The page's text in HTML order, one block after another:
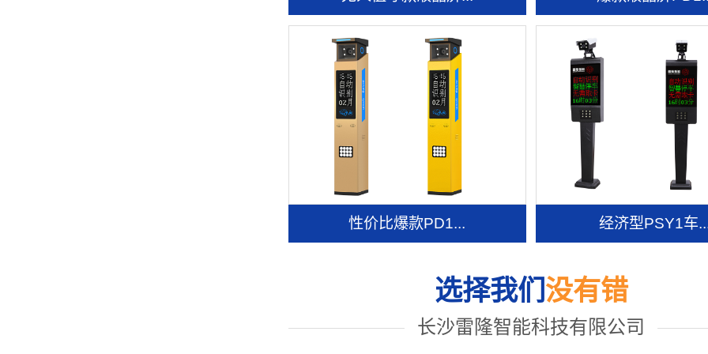
性价比爆款PD1... 经济型PSY1车
选择我们 没有错
长沙雷隆智能科技有限公司